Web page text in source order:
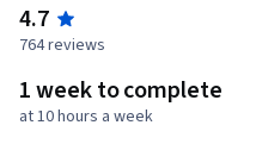
4.7
764 reviews
1 week to complete
at 10 hours a week